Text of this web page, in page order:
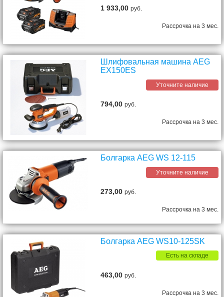
1 933,00руб.
Рассрочка на 3 мес.
Шлифовальная машина AEG
EX150ES
Уточните наличие
794,00руб.
Рассрочка на 3 мес.
Болгарка AEG WS 12-115
Уточните наличие
273,00руб.
Рассрочка на 3 мес.
Болгарка AEG WS10-125SK
Есть на складе
463,00руб.
Рассрочка на 3 мес.